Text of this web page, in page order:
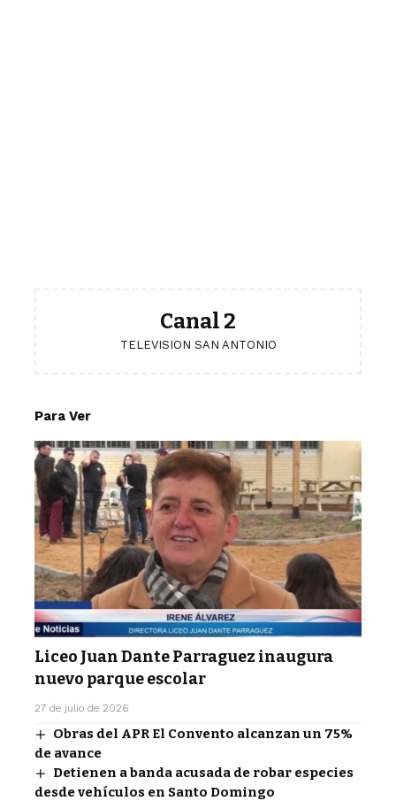
Canal 2
TELEVISION SAN ANTONIO
Para Ver
Liceo Juan Dante Parraguez inaugura
nuevo parque escolar
27 de julio de 2026
Obras del APR El Convento alcanzan un 75%
de avance
Detienen a banda acusada de robar especies
desde vehículos en Santo Domingo